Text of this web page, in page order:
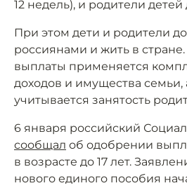
12 недель), и родители детей
При этом дети и родители
россиянами и жить в
выплаты применяется
доходов и имущества семьи,
учитывается занятость
6 января российский
сообщал об одобрении
в возрасте до 17 лет.
нового единого пособия